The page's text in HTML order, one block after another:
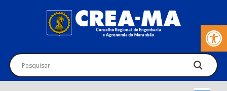
Barra de